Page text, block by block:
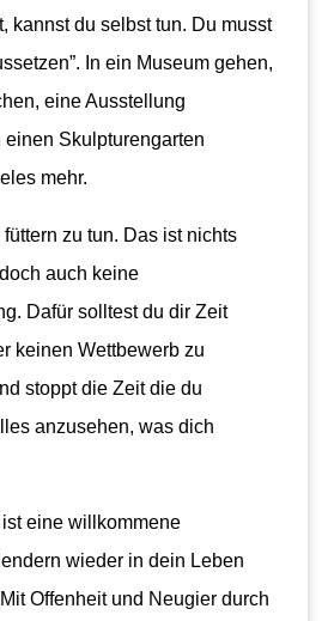
kannst du selbst tun. Du musst
In ein Museum gehen,
eine Ausstellung
Skulpturengarten
mehr.
zu tun. Das ist nichts
auch keine
Dafür solltest du dir Zeit
keinen Wettbewerb zu
stoppt die Zeit die du
anzusehen, was dich
ist eine willkommene
wieder in dein Leben
Offenheit und Neugier durch